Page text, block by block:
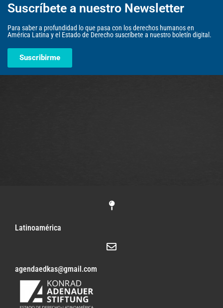
Suscríbete a nuestro Newsletter
Para saber a profundidad lo que pasa con los derechos humanos en
América Latina y el Estado de Derecho suscríbete a nuestro boletín digital.
Suscribirme
Latinoamérica
agendaedkas@gmail.com